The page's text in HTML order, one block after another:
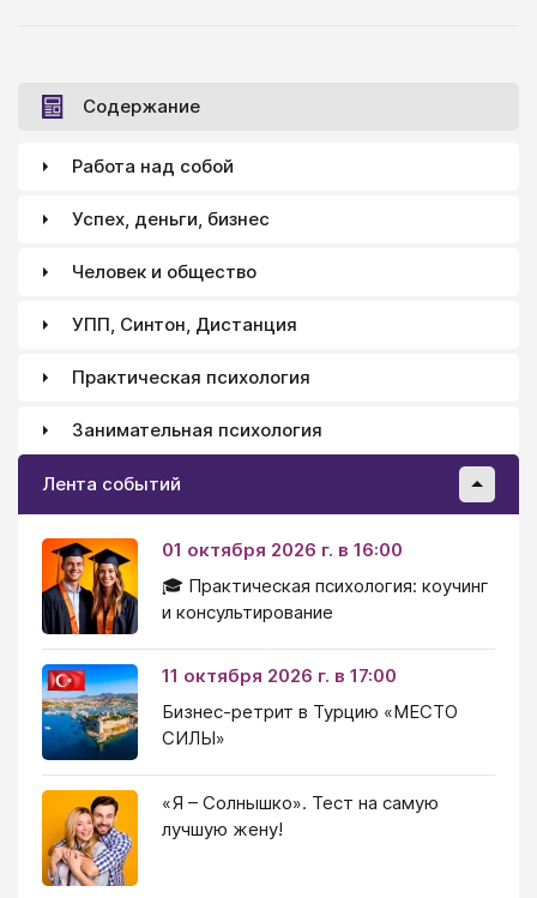
Содержание
Работа над собой
Успех, деньги, бизнес
Человек и общество
УПП, Синтон, Дистанция
Практическая психология
Занимательная психология
Лента событий
01 октября 2026 г. в 16:00
🎓 Практическая психология: коучинг
и консультирование
11 октября 2026 г. в 17:00
Бизнес-ретрит в Турцию «МЕСТО
СИЛЫ»
«Я – Солнышко». Тест на самую
лучшую жену!